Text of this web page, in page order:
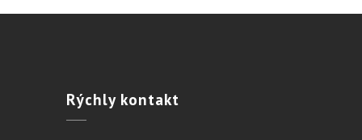
Rýchlykontakt